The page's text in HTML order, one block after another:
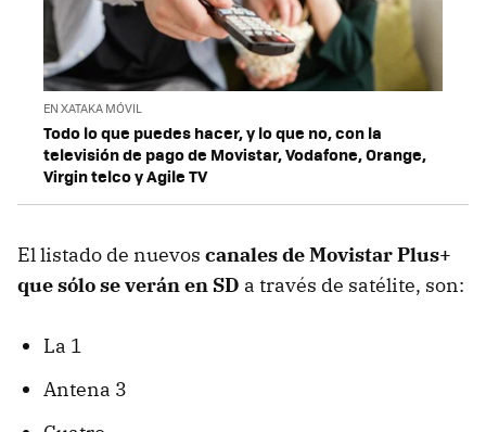
EN XATAKA MÓVIL
Todo lo que puedes hacer, y lo que no, con la
televisión de pago de Movistar, Vodafone, Orange,
Virgin telco y Agile TV
El listado de nuevos canales de Movistar Plus+
que sólo se verán en SD a través de satélite, son:
La 1
Antena 3